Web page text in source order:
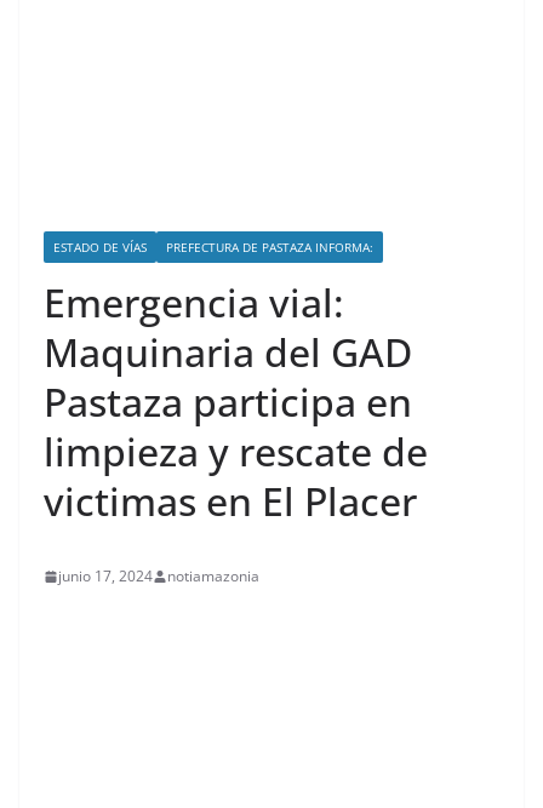
ESTADO DE VÍAS PREFECTURA DE PASTAZA INFORMA:
Emergencia vial:
Maquinaria del GAD
Pastaza participa en
limpieza y rescate de
victimas en El Placer
junio 17, 2024 notiamazonia